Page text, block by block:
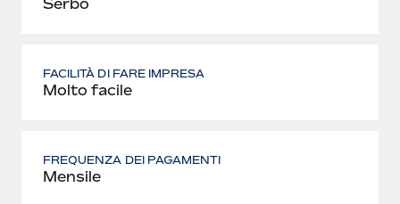
FACILITÀ DI FARE IMPRESA
Molto facile
FREQUENZA DEI PAGAMENTI
Mensile